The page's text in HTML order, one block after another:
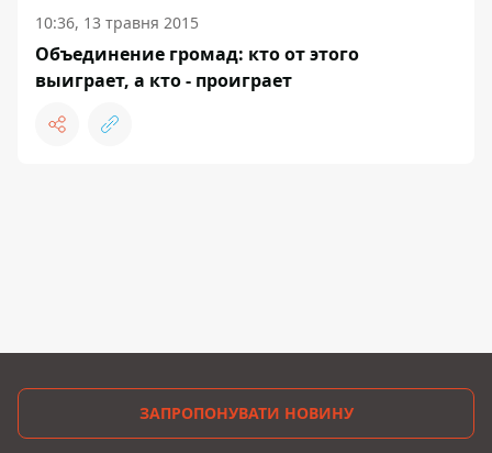
10:36, 13 травня 2015
Объединение громад: кто от этого
выиграет, а кто - проиграет
ЗАПРОПОНУВАТИ НОВИНУ